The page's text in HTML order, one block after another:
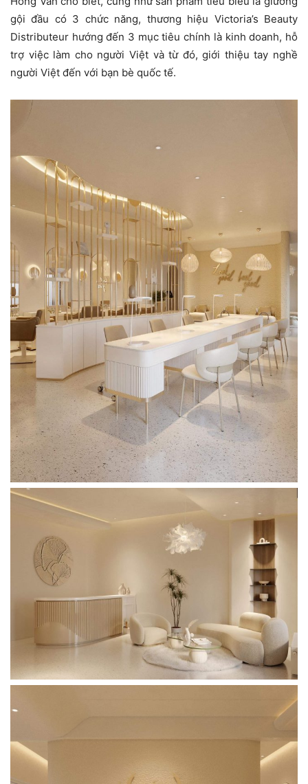
gội đầu có 3 chức năng, thương hiệu Victoria’s Beauty
Distributeur hướng đến 3 mục tiêu chính là kinh doanh, hỗ
trợ việc làm cho người Việt và từ đó, giới thiệu tay nghề
người Việt đến với bạn bè quốc tế.